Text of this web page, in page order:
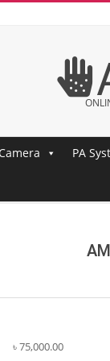
PA
৳75,000.00